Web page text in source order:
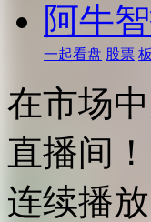
阿牛
一起看盘 股票
在市场
直播间！
连续播放